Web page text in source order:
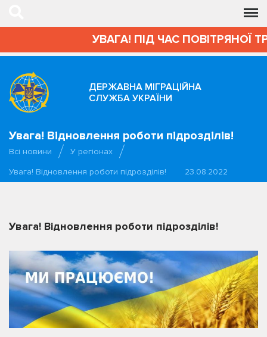
УВАГА! ПІД ЧАС ПОВІТРЯНОЇ
ДЕРЖАВНА МІГРАЦІЙНА
СЛУЖБА УКРАЇНИ
Увага! Відновлення роботи підрозділів!
Всі новини
У регіонах
Увага! Відновлення роботи підрозділів!
23.08.2022
Увага! Відновлення роботи підрозділів!